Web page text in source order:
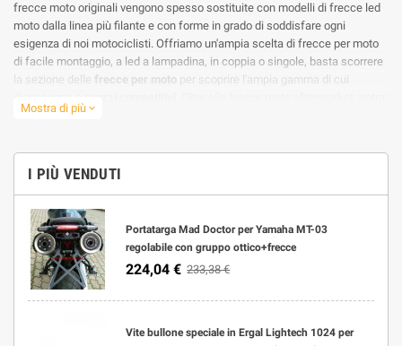
I PIÙ VENDUTI
Portatarga Mad Doctor per Yamaha MT-03
regolabile con gruppo ottico+frecce
224,04 € 233,38 €
Vite bullone speciale in Ergal Lightech 1024 per
frecce moto originali vengono spesso sostituite con modelli di frecce led
moto dalla linea più filante e con forme in grado di soddisfare ogni
esigenza di noi motociclisti. Offriamo un'ampia scelta di frecce per moto
di facile montaggio, a led a lampadina, in coppia o singole, basta scorrere
la sezione delle
frecce per moto per scoprire l'ampia gamma di cui
scegliere molti altri
Mostra di più expand_more